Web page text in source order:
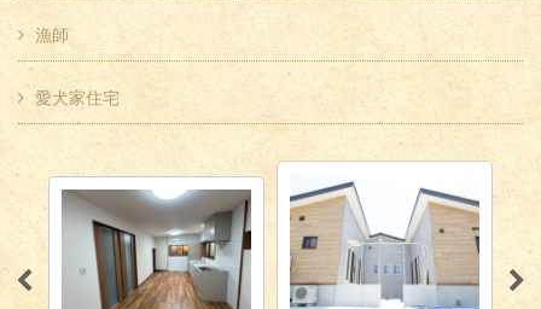
漁師
愛犬家住宅